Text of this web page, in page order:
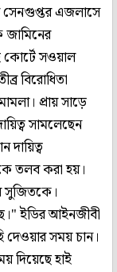
সেনগুপ্তর এজলাসে
কোর্টে সওয়াল
বিরোধিতা
প্রায় সাড়ে
সামলেছেন
দায়িত্ব
তলব করা হয়।
সুজিতকে।
ইডির আইনজীবী
দেওয়ার সময় চান।
দিয়েছে হাই